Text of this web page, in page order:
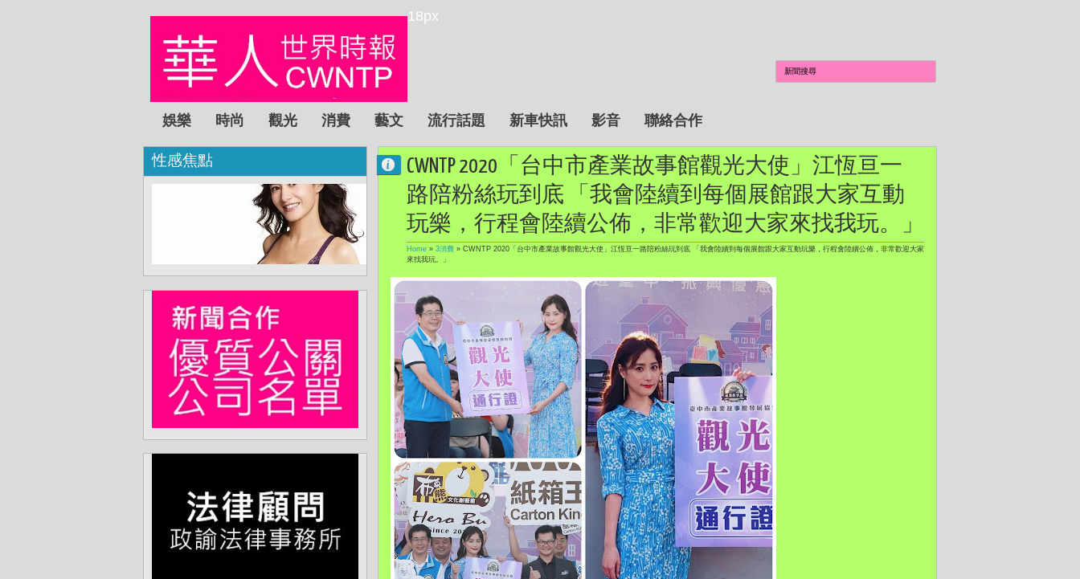
18px
娛樂 時尚 觀光 消費 藝文 流行話題 新車快訊 影音 聯絡合作
CWNTP 2020「台中市產業故事館觀光大使」江恆亘一
路陪粉絲玩到底 「我會陸續到每個展館跟大家互動
玩樂，行程會陸續公佈，非常歡迎大家來找我玩。」
Home » 3消費 » CWNTP 2020「台中市產業故事館觀光大使」江恆亘一路陪粉絲玩到底 「我會陸續到每個展館跟大家互動玩樂，行程會陸續公佈，非常歡迎大家
來找我玩。」
性感焦點